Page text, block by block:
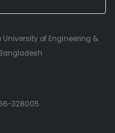
University of Engineering &
328005